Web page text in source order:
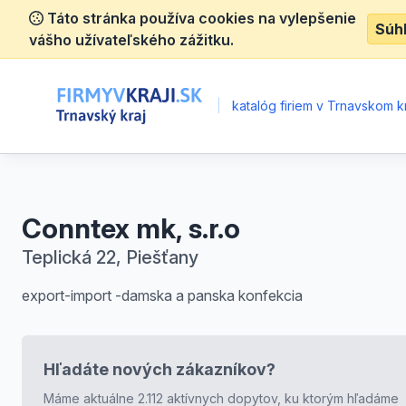
Táto stránka používa cookies na vylepšenie
vášho užívateľského zážitku.
katalóg firiem v Trnavskom
Conntex mk, s.r.o
Teplická 22, Piešťany
export-import -damska a panska konfekcia
Hľadáte nových zákazníkov?
Máme aktuálne 2.112 aktívnych dopytov, ku ktorým hľadáme